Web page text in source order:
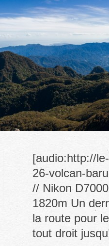
[audio:http://
26-volcan-
// Nikon
1820m Un
la route pour
tout droit